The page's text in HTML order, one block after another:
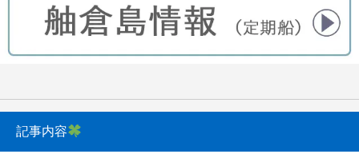
記事内容